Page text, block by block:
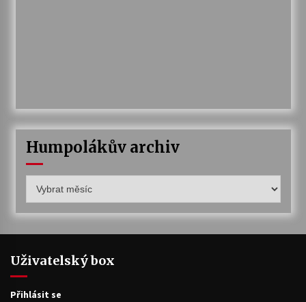
Humpolákův archiv
archiv
Uživatelský box
Přihlásit se